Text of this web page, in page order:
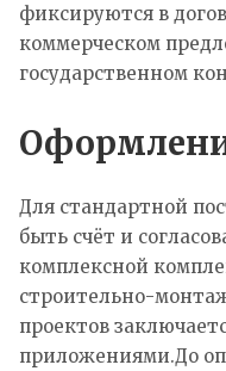
фиксируются в
коммерческом
государственном
Для стандартной
быть счёт и
комплексной
строительно-
проектов
приложениями.До